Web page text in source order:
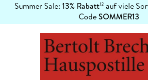
Summer Sale: 13% Rabatt12auf viele
CodeSOMMER13
erfahren